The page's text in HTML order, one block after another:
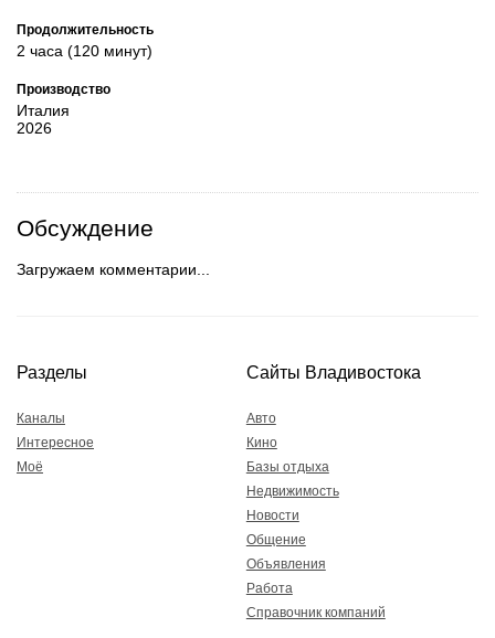
Продолжительность
2 часа (120 минут)
Производство
Италия
2026
Обсуждение
Загружаем комментарии...
Разделы
Каналы
Интересное
Моё
Сайты Владивостока
Авто
Кино
Базы отдыха
Недвижимость
Новости
Общение
Объявления
Работа
Справочник компаний